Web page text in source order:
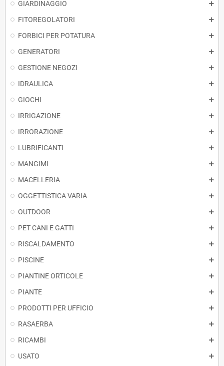
GIARDINAGGIO
FITOREGOLATORI
FORBICI PER POTATURA
GENERATORI
GESTIONE NEGOZI
IDRAULICA
GIOCHI
IRRIGAZIONE
IRRORAZIONE
LUBRIFICANTI
MANGIMI
MACELLERIA
OGGETTISTICA VARIA
OUTDOOR
PET CANI E GATTI
RISCALDAMENTO
PISCINE
PIANTINE ORTICOLE
PIANTE
PRODOTTI PER UFFICIO
RASAERBA
RICAMBI
USATO